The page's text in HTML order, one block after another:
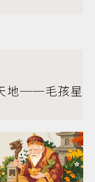
地──毛孩星